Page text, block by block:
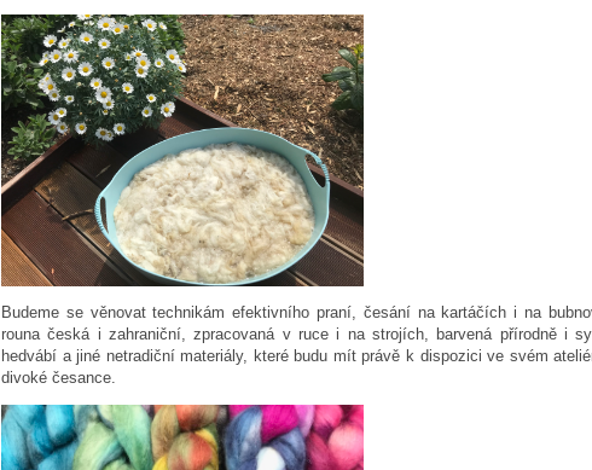
Budeme se věnovat technikám efektivního praní, česání na kartáčích i na
rouna česká i zahraniční, zpracovaná v ruce i na strojích, barvená přírodně i
hedvábí a jiné netradiční materiály, které budu mít právě k dispozici ve svém
divoké česance.